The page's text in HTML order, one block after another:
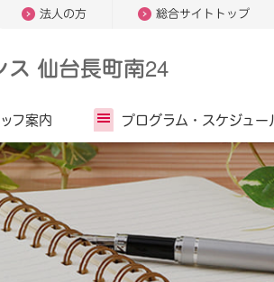
法人の方 総合サイトトップ
ス 仙台長町南24
フ案内 プログラム・ スケジュー